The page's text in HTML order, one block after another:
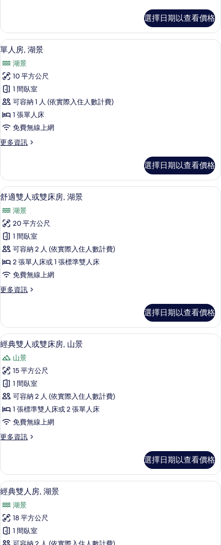
相
片
Room
Lake
View
的
詳
情
選擇日期以查看價格
顯
示
單
人
房,
湖
景
的
所
相
片
單人房, 湖景 | 客房內保險箱、書桌、
4
單人房, 湖景
湖景
10 平方公尺
1 間臥室
可容納 1 人 (依實際入住人數計費)
1 張單人床
免費無線上網
更多資訊
更
房,
湖
景
詳
情
選擇日期以查看價格
顯
示
舒
適
雙
人
或
雙
床
湖
景
的
所
有
相
片
舒適雙人或雙床房, 湖景 | 客房內保險
8
舒適雙人或雙床房, 湖景
湖景
20 平方公尺
1 間臥室
可容納 2 人 (依實際入住人數計費)
2 張單人床或 1 張標準雙人床
免費無線上網
更多資訊
更
雙
人
或
床
房,
湖
景
的
詳
情
選擇日期以查看價格
顯
示
經
典
雙
人
或
雙
床
山
景
的
所
有
相
經典雙人或雙床房, 山景 | 客房內保險
4
經典雙人或雙床房, 山景
山景
15 平方公尺
1 間臥室
可容納 2 人 (依實際入住人數計費)
1 張標準雙人床或 2 張單人床
免費無線上網
更多資訊
更
雙
人
或
床
房,
山
景
的
選擇日期以查看價格
顯
示
經
典
雙
經典雙人房, 湖景 | 客房內保險箱、書
5
經典雙人房, 湖景
湖景
18 平方公尺
1 間臥室